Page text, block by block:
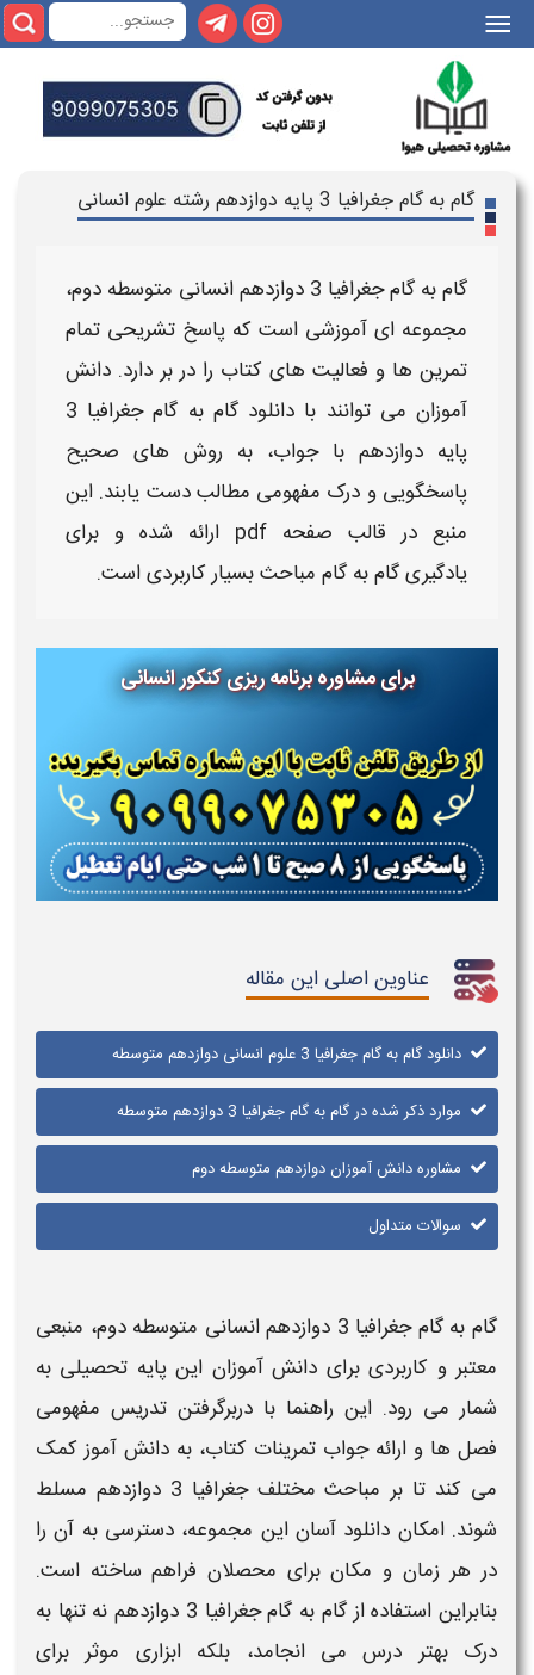
|||
گام به گام جغرافیا 3 پایه دوازدهم رشته علوم انسانی
گام به گام جغرافیا 3 دوازدهم انسانی متوسطه دوم،
مجموعه‌ ای آموزشی است که پاسخ تشریحی تمام
تمرین‌ ها و فعالیت‌ های کتاب را در بر دارد. دانش‌
آموزان می‌ توانند با
دانلود گام به گام جغرافیا 3
پایه دوازدهم با جواب، به روش‌ های صحیح
پاسخگویی و درک مفهومی مطالب دست یابند. این
منبع در قالب صفحه pdf
ارائه شده و برای
یادگیریگام‌ به‌ گام مباحث بسیار کاربردی است.
برای مشاوره برنامه ریزی کنکور انسانی
عناوین اصلی این مقاله
دانلود گام به گام جغرافیا ​3 علوم انسانی ​دوازدهم متوسطه
موارد ذکر شده در گام به گام جغرافیا ​3 ​دوازدهم متوسطه
مشاوره دانش آموزان دوازدهم متوسطه دوم
سوالات متداول
گام به گام جغرافیا 3 دوازدهم انسانی متوسطه دوم
، منبعی
معتبر و کاربردی برای دانش آموزان این پایه تحصیلی به
شمار می رود. این راهنما با دربرگرفتن تدریس مفهومی
فصل ها و ارائهجواب تمرینات کتاب، به دانش آموز کمک
می کند تا بر مباحث مختلفجغرافیا 3 دوازدهم
مسلط
شوند. امکان دانلود آسان این مجموعه، دسترسی به آن را
در هر زمان و مکان برای محصلان فراهم ساخته است.
بنابراین استفاده ازگام به گام جغرافیا 3 دوازدهم
نه تنها به
درک بهتر درس می انجامد، بلکه ابزاری موثر برای